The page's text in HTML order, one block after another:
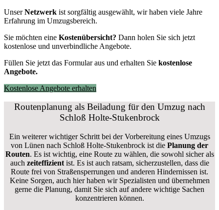
UnserNetzwerk ist sorgfältig ausgewählt, wir haben viele Jahre
Erfahrung im Umzugsbereich.
Sie möchten eine Kostenübersicht? Dann holen Sie sich jetzt
kostenlose und unverbindliche Angebote.
Füllen Sie jetzt das Formular aus und erhalten Sie kostenlose
Angebote.
Kostenlose Angebote erhalten
Routenplanung als Beiladung für den Umzug nach
Schloß Holte-Stukenbrock
Ein weiterer wichtiger Schritt bei der Vorbereitung eines Umzugs
von Lünen nach Schloß Holte-Stukenbrock ist die Planung der
Routen. Es ist wichtig, eine Route zu wählen, die sowohl sicher als
auch zeiteffizientist. Es ist auch ratsam, sicherzustellen, dass die
Route frei von Straßensperrungen und anderen Hindernissen ist.
Keine Sorgen, auch hier haben wir Spezialisten und übernehmen
gerne die Planung, damit Sie sich auf andere wichtige Sachen
konzentrieren können.